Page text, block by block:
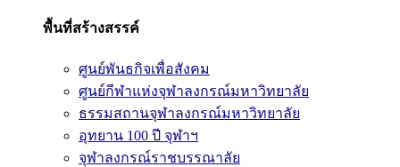
พื้นที่สร้างสรรค์
ศูนย์พันธกิจเพื่อสังคม
ศูนย์กีฬาแห่งจุฬาลงกรณ์มหาวิทยาลัย
ธรรมสถานจุฬาลงกรณ์มหาวิทยาลัย
อุทยาน 100 ปี จุฬาฯ
จุฬาลงกรณ์ราชบรรณาลัย